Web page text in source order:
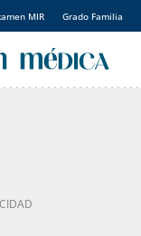
MIR Grado Familia